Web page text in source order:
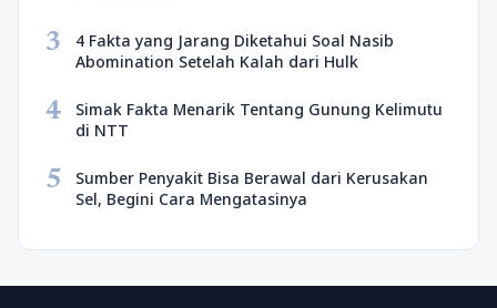
3
4 Fakta yang Jarang Diketahui Soal Nasib
Abomination Setelah Kalah dari Hulk
4
Simak Fakta Menarik Tentang Gunung Kelimutu
di NTT
5
Sumber Penyakit Bisa Berawal dari Kerusakan
Sel, Begini Cara Mengatasinya